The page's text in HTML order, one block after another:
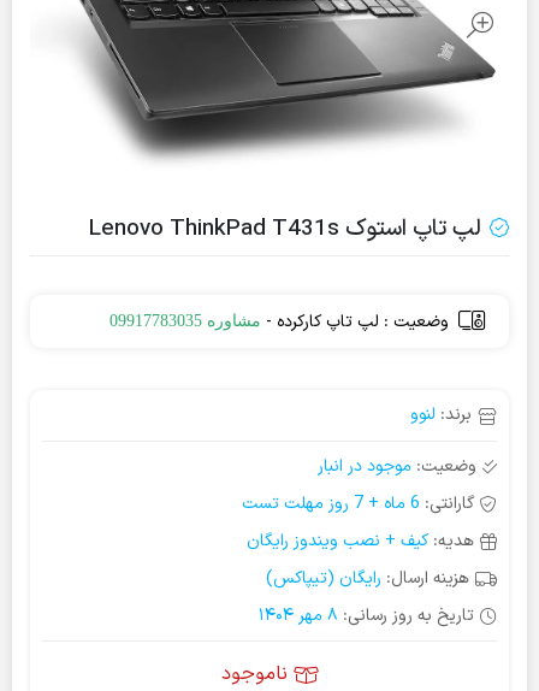
لپ تاپ استوک Lenovo ThinkPad T431s
وضعیت : لپ تاپ کارکرده - مشاوره 09917783035
برند: لنوو
وضعیت: موجود در انبار
گارانتی: 6 ماه + 7 روز مهلت تست
هدیه:کیف + نصب ویندوز رایگان
هزینه ارسال: رایگان (تیپاکس)
تاریخ به روز رسانی: 8 مهر 1404
ناموجود